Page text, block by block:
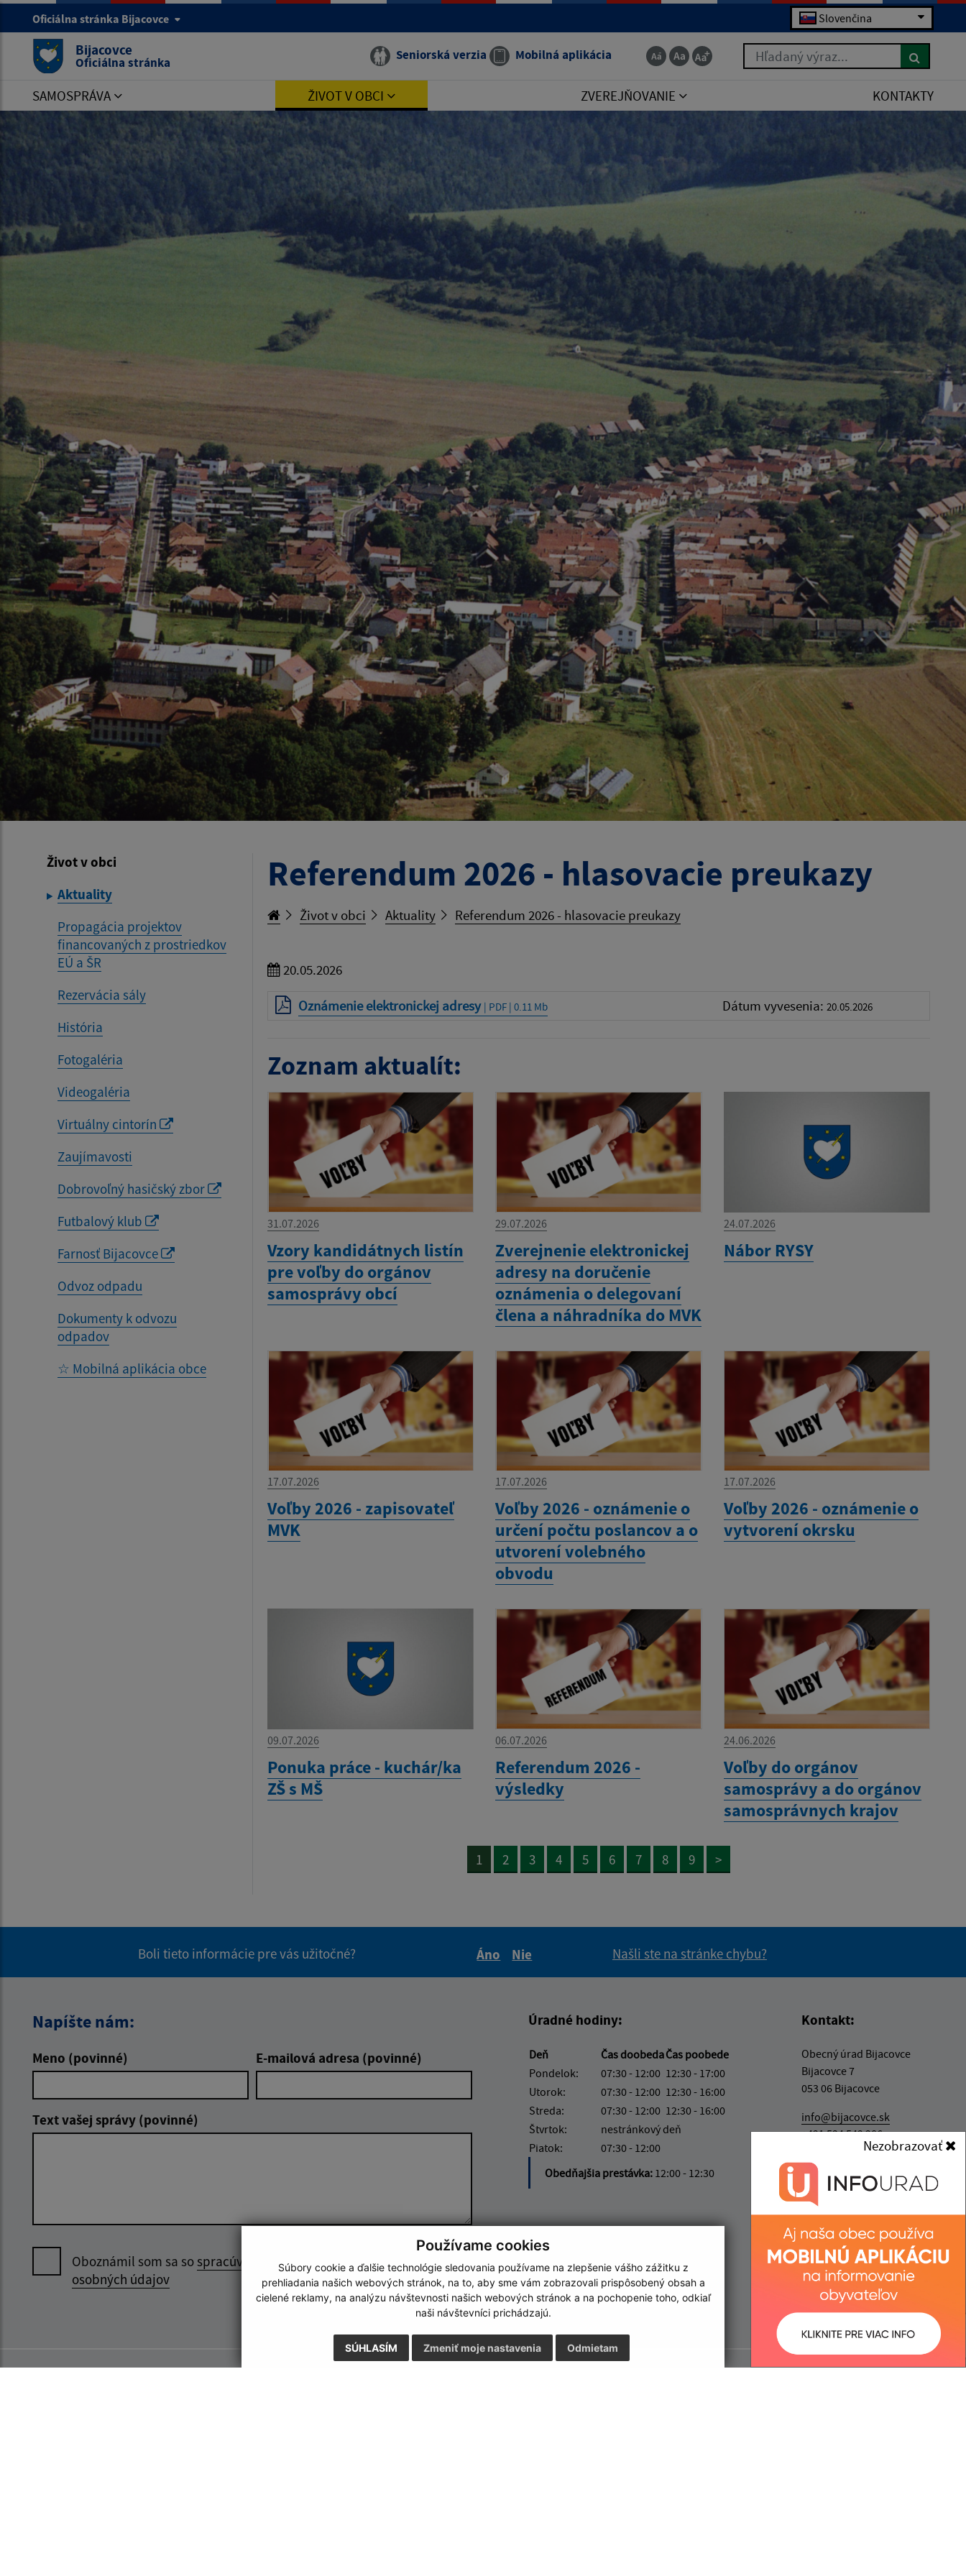
Používame cookies
Súbory cookie a ďalšie technológie sledovania používame na zlepšenie vášho zážitku z
prehliadania našich webových stránok, na to, aby sme vám zobrazovali prispôsobený obsah a
cielené reklamy, na analýzu návštevnosti našich webových stránok a na pochopenie toho, odkiaľ
naši návštevníci prichádzajú.
SÚHLASÍM Odmietam
Zmeniť moje nastavenia
Nezobrazovať
Oficiálna stránka Bijacovce Slovenčina
Bijacovce
Oficiálna stránka Seniorská verzia Mobilná aplikácia Hľadaný výraz...
SAMOSPRÁVA ŽIVOT V OBCI ZVEREJŇOVANIE KONTAKTY
Život v obci
Aktuality
Propagácia projektov
financovaných z prostriedkov
EÚ a ŠR
Rezervácia sály
História
Fotogaléria
Videogaléria
Virtuálny cintorín
Zaujímavosti
Dobrovoľný hasičský zbor
Futbalový klub
Farnosť Bijacovce
Odvoz odpadu
Dokumenty k odvozu
odpadov
☆ Mobilná aplikácia obce
Referendum 2026 - hlasovacie preukazy
Život v obci Aktuality Referendum 2026 - hlasovacie preukazy
20.05.2026
Oznámenie elektronickej adresy | PDF | 0.11 Mb Dátum vyvesenia: 20.05.2026
Zoznam aktualít:
31.07.2026
Vzory kandidátnych listín
pre voľby do orgánov
samosprávy obcí
29.07.2026
Zverejnenie elektronickej
adresy na doručenie
oznámenia o delegovaní
člena a náhradníka do MVK
24.07.2026
Nábor RYSY
17.07.2026
Voľby 2026 - zapisovateľ
MVK
17.07.2026
Voľby 2026 - oznámenie o
určení počtu poslancov a o
utvorení volebného
obvodu
17.07.2026
Voľby 2026 - oznámenie o
vytvorení okrsku
09.07.2026
Ponuka práce - kuchár/ka
ZŠ s MŠ
06.07.2026
Referendum 2026 -
výsledky
24.06.2026
Voľby do orgánov
samosprávy a do orgánov
samosprávnych krajov
1 2 3 4 5 6 7 8 9 >
Boli tieto informácie pre vás užitočné?
Áno
Nie
Našli ste na stránke chybu?
Napíšte nám:
Meno (povinné) E-mailová adresa (povinné)
Text vašej správy (povinné)
Oboznámil som sa sospracúvaním
osobných údajov
Google reCaptcha Response
Odoslať správu
Úradné hodiny:
Deň Čas doobedaČas poobede
Pondelok:
07:30 - 12:00 12:30 - 17:00
Utorok:
07:30 - 12:00 12:30 - 16:00
Streda:
07:30 - 12:00 12:30 - 16:00
Štvrtok:
nestránkový deň
Piatok:
07:30 - 12:00
Obedňajšia prestávka: 12:00 - 12:30
Kontakt:
Obecný úrad Bijacovce
Bijacovce 7
053 06 Bijacovce
info@bijacovce.sk
+421 534 542 286
IČO: 00328961